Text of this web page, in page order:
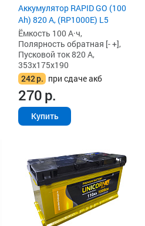
Аккумулятор RAPID GO (100
Ah) 820 А, (RP1000E) L5
Ёмкость 100 А·ч,
Полярность обратная [- +],
Пусковой ток 820 А,
353x175x190
242р. при сдаче акб
270р.
Купить